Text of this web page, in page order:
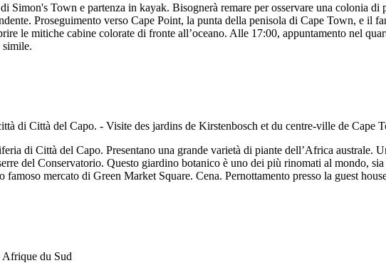
Town e partenza in kayak. Bisognerà remare per osservare una colonia di
Proseguimento verso Cape Point, la punta della penisola di Cape Town, e il
le mitiche cabine colorate di fronte all’oceano. Alle 17:00, appuntamento nel
simile.
di Città del Capo. Presentano una grande varietà di piante dell’Africa australe.
del Conservatorio. Questo giardino botanico è uno dei più rinomati al mondo,
mercato di Green Market Square. Cena. Pernottamento presso la guest